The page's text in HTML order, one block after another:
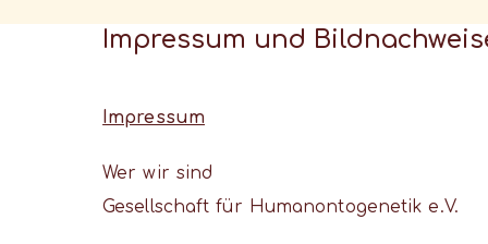
Impressum und
Impressum
Wer wir sind
Gesellschaft für Humanontogenetik e.V.